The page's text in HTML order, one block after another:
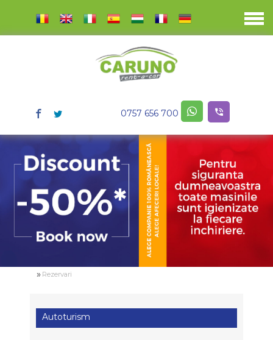
0757 656 700
» Rezervari
Autoturism